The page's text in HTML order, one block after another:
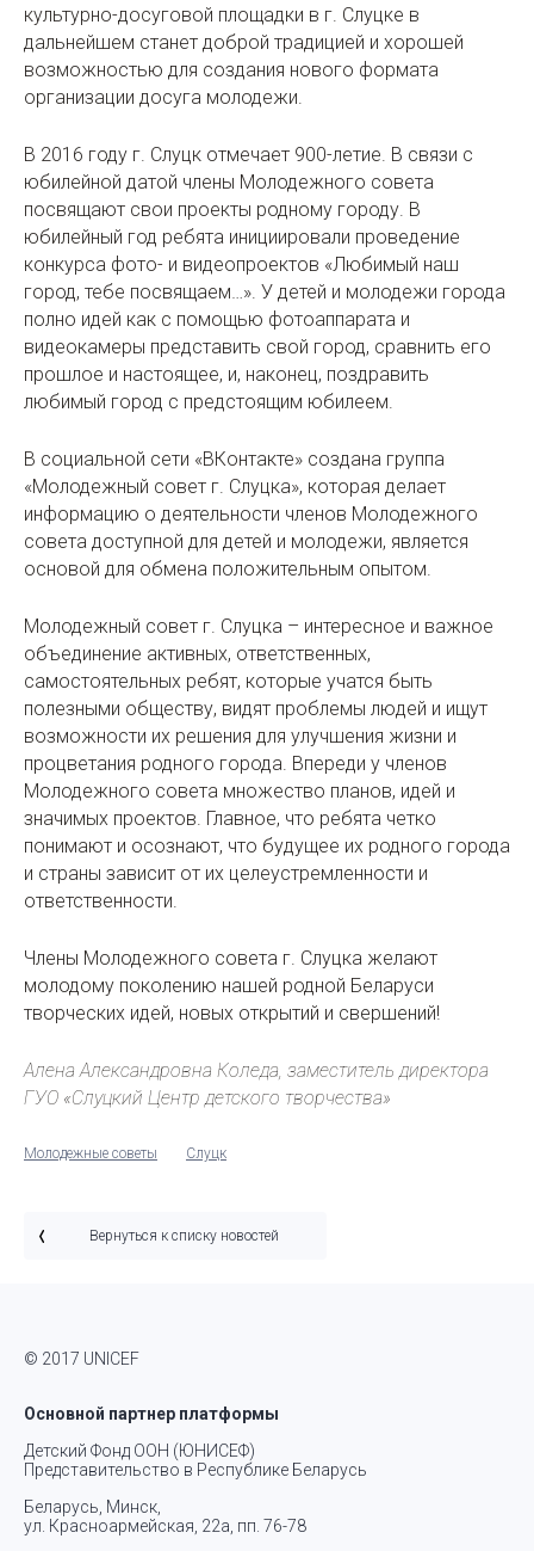
культурно-досуговой площадки в г. Слуцке в
дальнейшем станет доброй традицией и хорошей
возможностью для создания нового формата
организации досуга молодежи.
В 2016 году г. Слуцк отмечает 900-летие. В связи с
юбилейной датой члены Молодежного совета
посвящают свои проекты родному городу. В
юбилейный год ребята инициировали проведение
конкурса фото- и видеопроектов «Любимый наш
город, тебе посвящаем…». У детей и молодежи города
полно идей как с помощью фотоаппарата и
видеокамеры представить свой город, сравнить его
прошлое и настоящее, и, наконец, поздравить
любимый город с предстоящим юбилеем.
В социальной сети «ВКонтакте» создана группа
«Молодежный cовет г. Слуцка», которая делает
информацию о деятельности членов Молодежного
совета доступной для детей и молодежи, является
основой для обмена положительным опытом.
Молодежный cовет г. Слуцка – интересное и важное
объединение активных, ответственных,
самостоятельных ребят, которые учатся быть
полезными обществу, видят проблемы людей и ищут
возможности их решения для улучшения жизни и
процветания родного города. Впереди у членов
Молодежного совета множество планов, идей и
значимых проектов. Главное, что ребята четко
понимают и осознают, что будущее их родного города
и страны зависит от их целеустремленности и
ответственности.
Члены Молодежного совета г. Слуцка желают
молодому поколению нашей родной Беларуси
творческих идей, новых открытий и свершений!
Алена Александровна Коледа, заместитель директора
ГУО «Слуцкий Центр детского творчества»
Молодежные советы Слуцк
Вернуться к списку новостей
© 2017 UNICEF
Основной партнер платформы
Детский Фонд ООН (ЮНИСЕФ)
Представительство в Республике Беларусь
Беларусь, Минск,
ул. Красноармейская, 22а, пп. 76-78